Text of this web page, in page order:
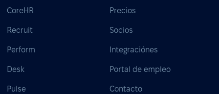
CoreHR
Recruit
Perform
Desk
Pulse
Precios
Socios
Integraciónes
Portal de empleo
Contacto